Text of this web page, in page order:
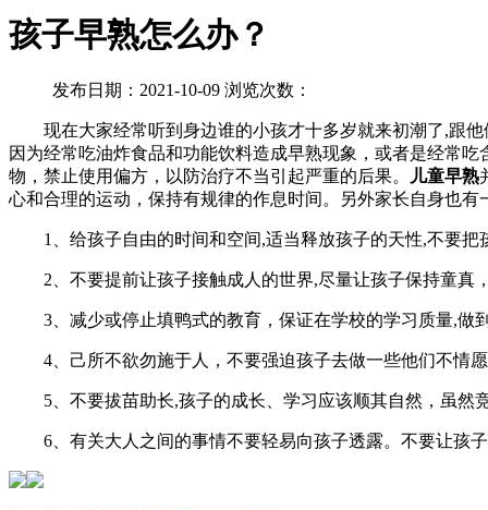
孩子早熟怎么办？
发布日期：2021-10-09 浏览次数：
现在大家经常听到身边谁的小孩才十多岁就来初潮了,跟他
因为经常吃油炸食品和功能饮料造成早熟现象，或者是经常
物，禁止使用偏方，以防治疗不当引起严重的后果。
儿童早熟
心和合理的运动，保持有规律的作息时间。另外家长自身也有
1、给孩子自由的时间和空间,适当释放孩子的天性,不要把
2、不要提前让孩子接触成人的世界,尽量让孩子保持童真，
3、减少或停止填鸭式的教育，保证在学校的学习质量,做
4、己所不欲勿施于人，不要强迫孩子去做一些他们不情愿
5、不要拔苗助长,孩子的成长、学习应该顺其自然，虽然
6、有关大人之间的事情不要轻易向孩子透露。不要让孩子